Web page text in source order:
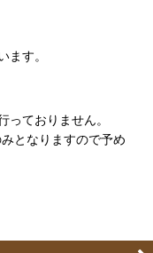
ます。
ておりません。
となりますので予め